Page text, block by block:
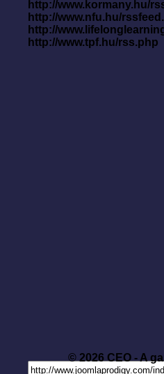
http://www.kormany.hu/
http://www.nfu.hu/
http://
http://www.tpf.hu/rss.php
© 2026 CEO - A